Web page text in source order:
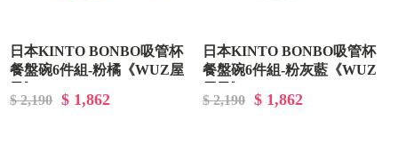
日本KINTO BONBO吸管杯
餐盤碗6件組-粉橘《WUZ屋
$ 2,190 $ 1,862
日本KINTO BONBO吸管杯
餐盤碗6件組-粉灰藍《WUZ
$ 2,190 $ 1,862